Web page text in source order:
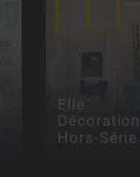
Elle
Décoration
Hors-Série